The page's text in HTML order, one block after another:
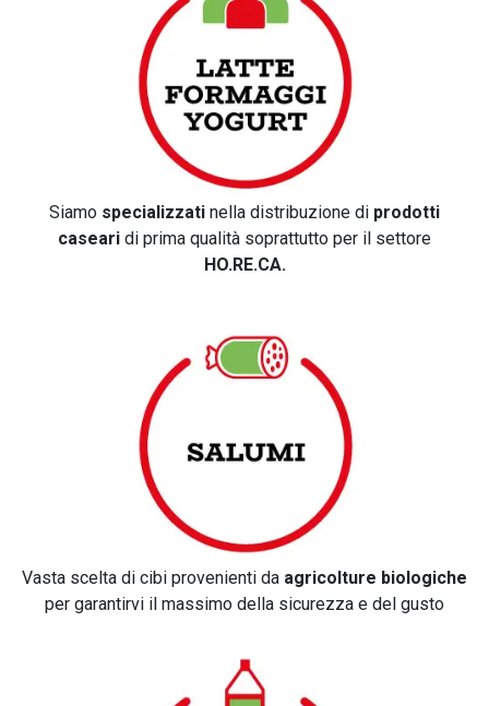
Siamo specializzati nella distribuzione di prodotti
caseari di prima qualità soprattutto per il settore
HO.RE.CA.
Vasta scelta di cibi provenienti da agricolture biologiche
per garantirvi il massimo della sicurezza e del gusto